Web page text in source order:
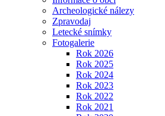
Archeologické nálezy
Zpravodaj
Letecké snímky
Fotogalerie
Rok 2026
Rok 2025
Rok 2024
Rok 2023
Rok 2022
Rok 2021